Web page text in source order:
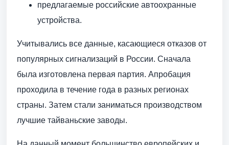
предлагаемые российские автоохранные
устройства.
Учитывались все данные, касающиеся отказов от
популярных сигнализаций в России. Сначала
была изготовлена первая партия. Апробация
проходила в течение года в разных регионах
страны. Затем стали заниматься производством
лучшие тайваньские заводы.